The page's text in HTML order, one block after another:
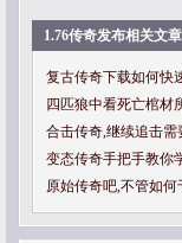
1.76传奇发布相关文章
复古传奇下载如何快
四匹狼中看死亡棺材
合击传奇,继续追击需
变态传奇手把手教你
原始传奇吧,不管如